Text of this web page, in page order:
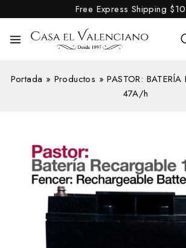
Free Express Shipping
Portada » Productos »PASTOR:
47A/h